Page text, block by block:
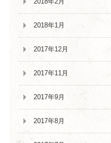
2018年1月
2017年12月
2017年11月
2017年9月
2017年8月